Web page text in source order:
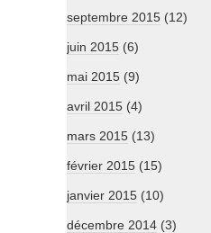
septembre 2015 (12)
juin 2015 (6)
mai 2015 (9)
avril 2015 (4)
mars 2015 (13)
février 2015 (15)
janvier 2015 (10)
décembre 2014 (3)